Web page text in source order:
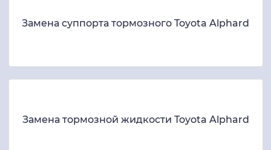
Замена суппорта тормозного Toyota Alphard
Замена тормозной жидкости Toyota Alphard